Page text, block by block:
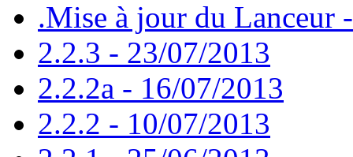
.Mise à jour du Lanceur
2.2.3 - 23/07/2013
2.2.2a - 16/07/2013
2.2.2 - 10/07/2013